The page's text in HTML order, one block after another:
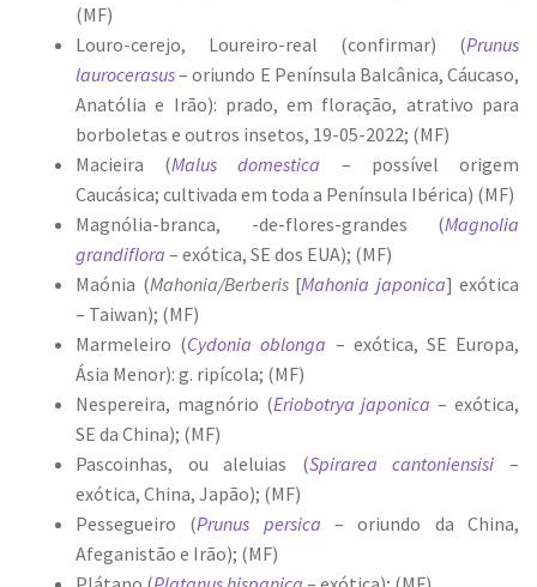
(MF)
Louro-cerejo, Loureiro-real (confirmar) (Prunus
laurocerasus– oriundo E Península Balcânica, Cáucaso,
Anatólia e Irão): prado, em floração, atrativo para
borboletas e outros insetos, 19-05-2022; (MF)
Macieira (Malus domestica – possível origem
Caucásica; cultivada em toda a Península Ibérica) (MF)
Magnólia-branca, -de-flores-grandes (Magnolia
grandiflora – exótica, SE dos EUA); (MF)
Maónia (Mahonia/Berberis[Mahonia japonica] exótica
– Taiwan); (MF)
Marmeleiro (Cydonia oblonga – exótica, SE Europa,
Ásia Menor): g. ripícola; (MF)
Nespereira, magnório (Eriobotrya japonica – exótica,
SE da China); (MF)
Pascoinhas, ou aleluias (Spirarea cantoniensisi –
exótica, China, Japão); (MF)
Pessegueiro (Prunus persica – oriundo da China,
Afeganistão e Irão); (MF)